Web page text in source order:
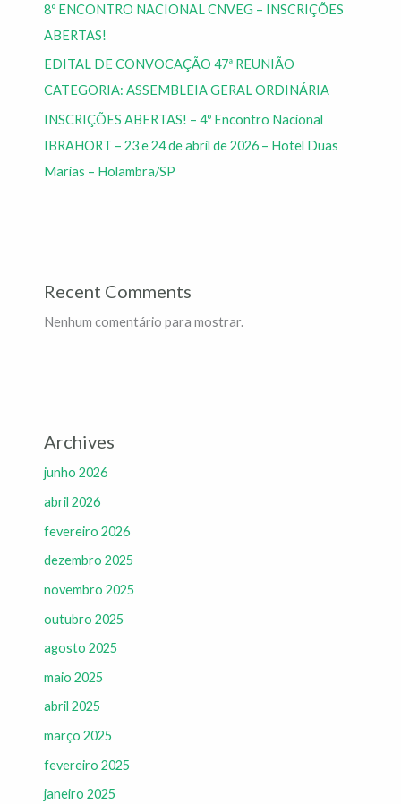
8º ENCONTRO NACIONAL CNVEG – INSCRIÇÕES
ABERTAS!
EDITAL DE CONVOCAÇÃO 47ª REUNIÃO
CATEGORIA: ASSEMBLEIA GERAL ORDINÁRIA
INSCRIÇÕES ABERTAS! – 4º Encontro Nacional
IBRAHORT – 23 e 24 de abril de 2026 – Hotel Duas
Marias – Holambra/SP
Recent Comments
Nenhum comentário para mostrar.
Archives
junho 2026
abril 2026
fevereiro 2026
dezembro 2025
novembro 2025
outubro 2025
agosto 2025
maio 2025
abril 2025
março 2025
fevereiro 2025
janeiro 2025